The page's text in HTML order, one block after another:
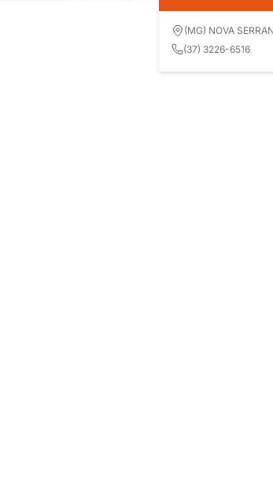
(MG) NOVA
(37) 3226-6516